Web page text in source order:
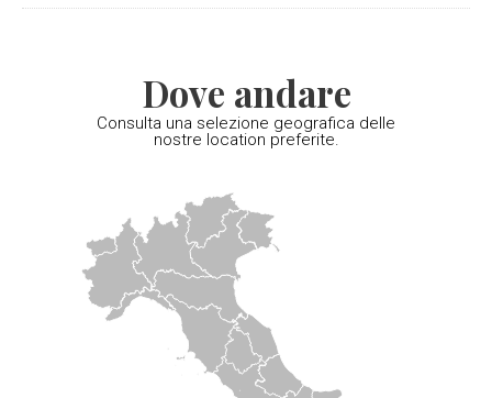
Dove andare
Consulta una selezione geografica delle
nostre location preferite.